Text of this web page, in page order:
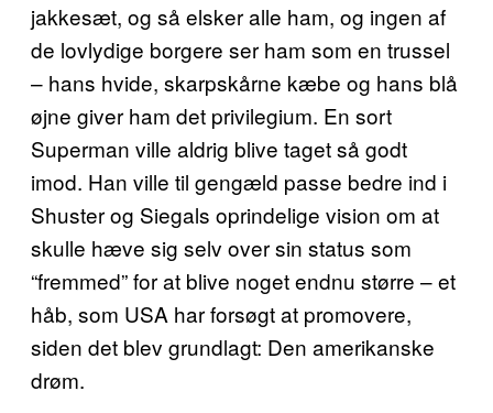
jakkesæt, og så elsker alle ham, og ingen af
de lovlydige borgere ser ham som en trussel
– hans hvide, skarpskårne kæbe og hans blå
øjne giver ham det privilegium. En sort
Superman ville aldrig blive taget så godt
imod. Han ville til gengæld passe bedre ind i
Shuster og Siegals oprindelige vision om at
skulle hæve sig selv over sin status som
“fremmed” for at blive noget endnu større – et
håb, som USA har forsøgt at promovere,
siden det blev grundlagt: Den amerikanske
drøm.